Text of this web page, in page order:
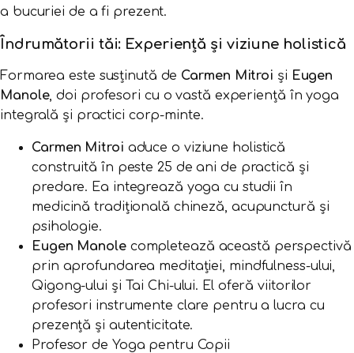
a bucuriei de a fi prezent.
Îndrumătorii tăi: Experiență și viziune holistică
Formarea este susținută de Carmen Mitroi și Eugen
Manole, doi profesori cu o vastă experiență în yoga
integrală și practici corp-minte.
Carmen Mitroi aduce o viziune holistică
construită în peste 25 de ani de practică și
predare. Ea integrează yoga cu studii în
medicină tradițională chineză, acupunctură și
psihologie.
Eugen Manolecompletează această perspectivă
prin aprofundarea meditației, mindfulness-ului,
Qigong-ului și Tai Chi-ului. El oferă viitorilor
profesori instrumente clare pentru a lucra cu
prezență și autenticitate.
Profesor de Yoga pentru Copii